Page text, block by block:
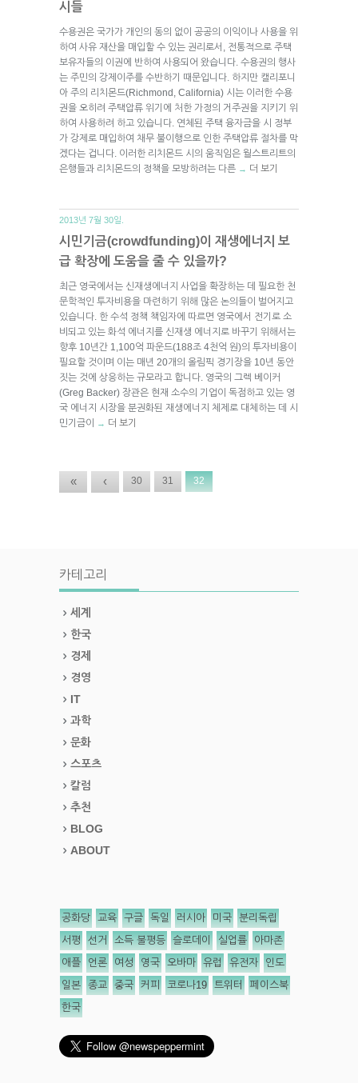
시들
수용권은 국가가 개인의 동의 없이 공공의 이익이나 사용을 위
하여 사유 재산을 매입할 수 있는 권리로서, 전통적으로 주택
보유자들의 이권에 반하여 사용되어 왔습니다. 수용권의 행사
는 주민의 강제이주를 수반하기 때문입니다. 하지만 캘리포니
아 주의 리치몬드(Richmond, California) 시는 이러한 수용
권을 오히려 주택압류 위기에 처한 가정의 거주권을 지키기 위
하여 사용하려 하고 있습니다. 연체된 주택 융자금을 시 정부
가 강제로 매입하여 채무 불이행으로 인한 주택압류 절차를 막
겠다는 겁니다. 이러한 리치몬드 시의 움직임은 월스트리트의
은행들과 리치몬드의 정책을 모방하려는 다른 → 더 보기
2013년 7월 30일.
시민기금(crowdfunding)이 재생에너지 보
급 확장에 도움을 줄 수 있을까?
최근 영국에서는 신재생에너지 사업을 확장하는 데 필요한 천
문학적인 투자비용을 마련하기 위해 많은 논의들이 벌어지고
있습니다. 한 수석 정책 책임자에 따르면 영국에서 전기로 소
비되고 있는 화석 에너지를 신재생 에너지로 바꾸기 위해서는
향후 10년간 1,100억 파운드(188조 4천억 원)의 투자비용이
필요할 것이며 이는 매년 20개의 올림픽 경기장을 10년 동안
짓는 것에 상응하는 규모라고 합니다. 영국의 그렉 베이커
(Greg Backer) 장관은 현재 소수의 기업이 독점하고 있는 영
국 에너지 시장을 분권화된 재생에너지 체제로 대체하는 데 시
민기금이
→ 더 보기
« ‹ 30 31 32
카테고리
세계
한국
경제
경영
IT
과학
문화
스포츠
칼럼
추천
BLOG
ABOUT
공화당 교육 구글 독일 러시아 미국 분리독립
서평 선거 소득 불평등 슬로데이 실업률 아마존
애플 언론 여성 영국 오바마 유럽 유전자 인도
일본 종교 중국 커피 코로나19 트위터 페이스북
한국